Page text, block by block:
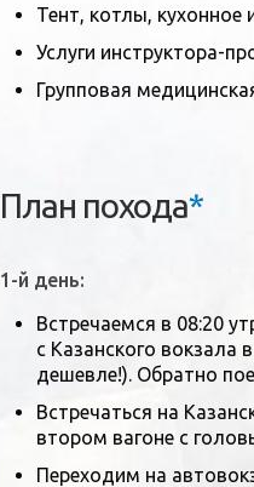
Тент, котлы, кухонное
Услуги инструктора-
Групповая
План похода*
1-й день:
Встречаемся в 08:20
с Казанского вокзала
дешевле!). Обратно
Встречаться на
втором вагоне с
Переходим на